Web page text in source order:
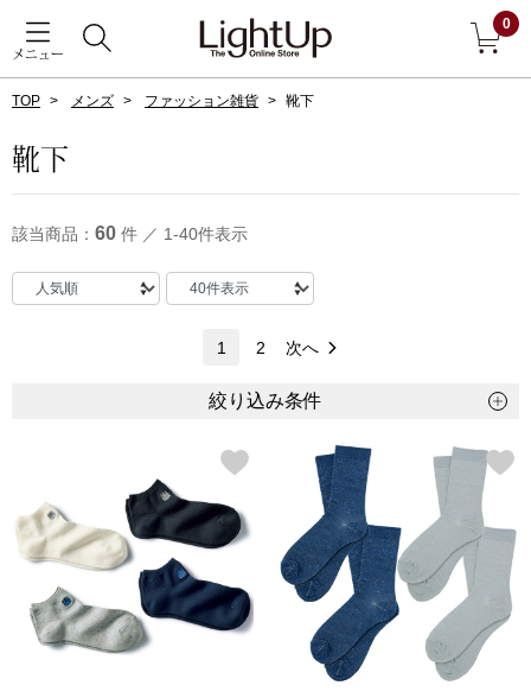
メニュー
0
すべて見る アウター
その他
トップス
Tシャツ／カッ
ポロシャツ
TOP メンズ ファッション雑貨 靴下
靴下
該当商品： 60 件 ／ 1-40件表示
1 2 次へ
絞り込み条件